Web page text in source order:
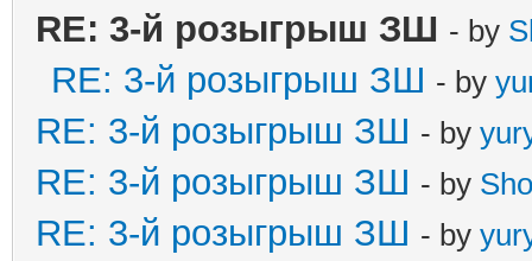
RE: 3-й розыгрыш ЗШ - by
RE: 3-й розыгрыш ЗШ - by
RE: 3-й розыгрыш ЗШ - by
RE: 3-й розыгрыш ЗШ - by
RE: 3-й розыгрыш ЗШ - by